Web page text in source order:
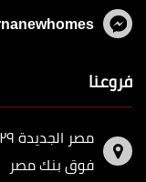
فروعنا
فوق بنك مصر